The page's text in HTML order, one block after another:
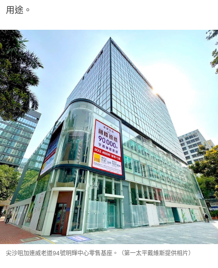
用途。
尖沙咀加連威老道94號明輝中心零售基座。（第一太平戴維斯提供相片）